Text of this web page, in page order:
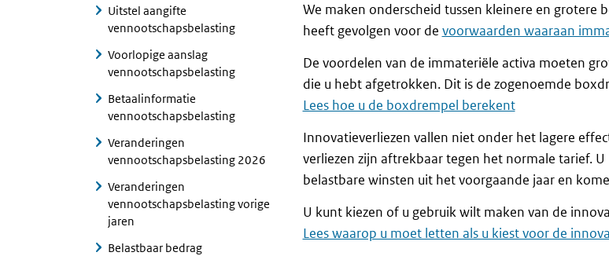
Uitstel aangifte
vennootschapsbelasting
Voorlopige aanslag
vennootschapsbelasting
Betaalinformatie
vennootschapsbelasting
Veranderingen
vennootschapsbelasting 2026
Veranderingen
vennootschapsbelasting vorige
jaren
Belastbaar bedrag
We maken onderscheid tussen kleinere en grotere
heeft gevolgen voor de voorwaarden waaraan
De voordelen van de immateriële activa moeten
die u hebt afgetrokken. Dit is de zogenoemde
Lees hoe u de boxdrempel berekent
Innovatieverliezen vallen niet onder het lagere
verliezen zijn aftrekbaar tegen het normale tarief.
belastbare winsten uit het voorgaande jaar en
U kunt kiezen of u gebruik wilt maken van de
Lees waarop u moet letten als u kiest voor de